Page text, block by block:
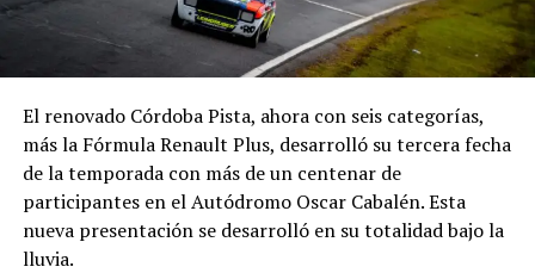
TURISMO FIAT 128
Matías Castro fue el más veloz del Turismo Fiat 128 en
su segunda victoria del año en Río Cuarto. El piloto del
Juárez Competición tuvo que superar la resistencia de
Exequiel Ronga, quien lideró con autoridad en los
primeros pasajes de la final. Castro ejecutó una presión
asfixiante hasta quebrar al líder y desde ahí se escapó
El renovado Córdoba Pista, ahora con seis categorías,
más la Fórmula Renault Plus, desarrolló su tercera fecha
de la temporada con más de un centenar de
participantes en el Autódromo Oscar Cabalén. Esta
nueva presentación se desarrolló en su totalidad bajo la
lluvia.